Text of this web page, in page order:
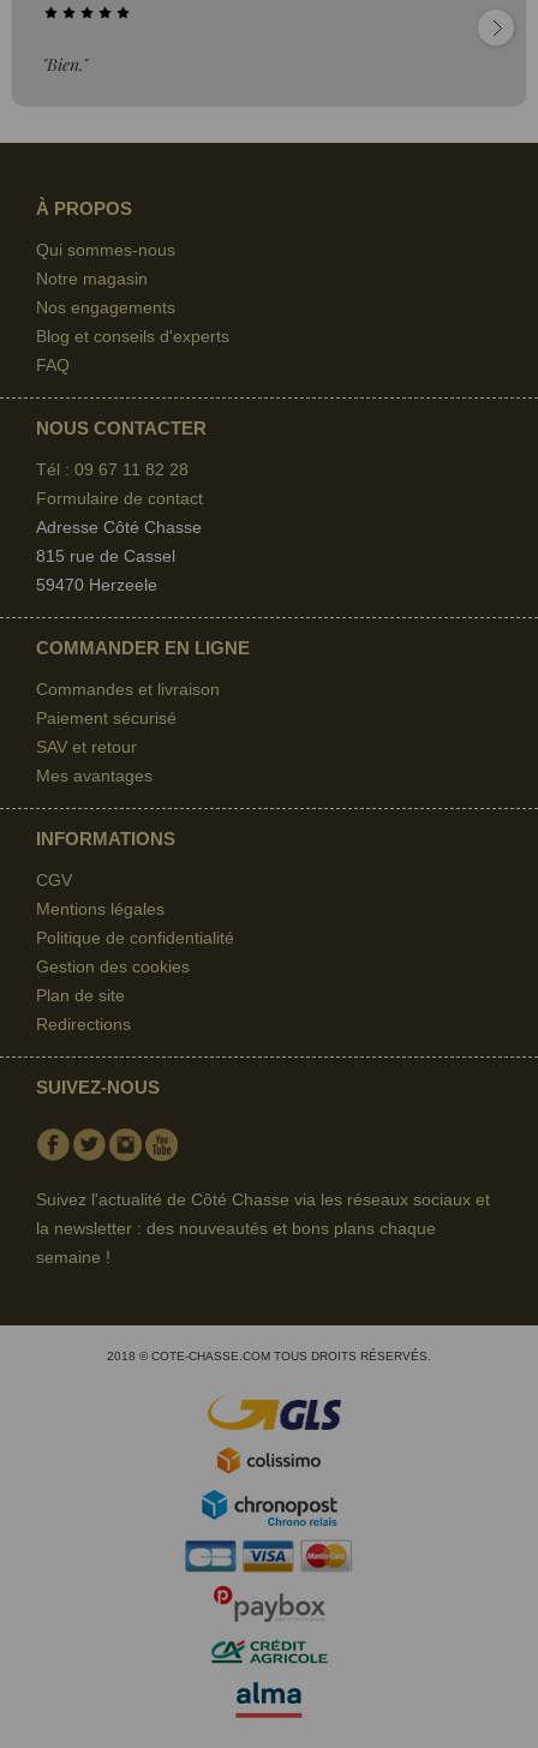
"Bien."
À PROPOS
Qui sommes-nous
Notre magasin
Nos engagements
Blog et conseils d'experts
FAQ
NOUS CONTACTER
Tél : 09 67 11 82 28
Formulaire de contact
Adresse Côté Chasse
815 rue de Cassel
59470 Herzeele
COMMANDER EN LIGNE
Commandes et livraison
Paiement sécurisé
SAV et retour
Mes avantages
INFORMATIONS
CGV
Mentions légales
Politique de confidentialité
Gestion des cookies
Plan de site
Redirections
SUIVEZ-NOUS
Facebook
TwitterInstagram
Suivez l'actualité de Côté Chasse via les réseaux sociaux et
la newsletter : des nouveautés et bons plans chaque
semaine !
2018 © COTE-CHASSE.COM TOUS DROITS RÉSERVÉS.